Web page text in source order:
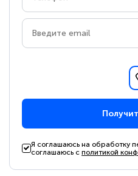
Я соглашаюсь на обработку
соглашаюсь сполитикой